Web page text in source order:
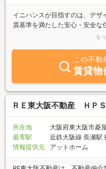
イニハンスが目指すのは、デ
震基準を満たした安心・安全な
ボンニュートラル実現に向けて
仕様の住まいが一般的になるの
準を満たす家づくりを目指し、
材質、耐震強度を確保するため
に満足するのではなく、快適か
らなる技術の開発・改良を進め
も
この不動
賃貸物
ＲＥ東大阪不動産 ＨＰＳ
所在地
大阪府東大阪市菱
最寄駅
近鉄大阪線 長瀬駅
情報提供元
アットホーム